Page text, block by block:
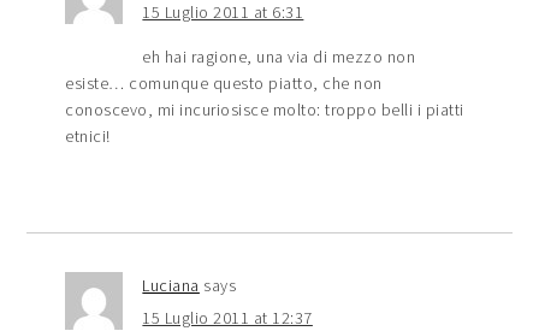
15 Luglio 2011 at 6:31
eh hai ragione, una via di mezzo non
esiste… comunque questo piatto, che non
conoscevo, mi incuriosisce molto: troppo belli i piatti
etnici!
Luciana says
15 Luglio 2011 at 12:37